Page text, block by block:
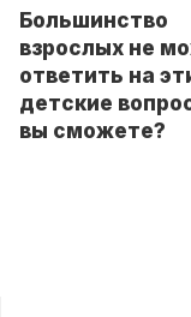
Большинство
взрослых не
ответить на
детские
вы сможете?